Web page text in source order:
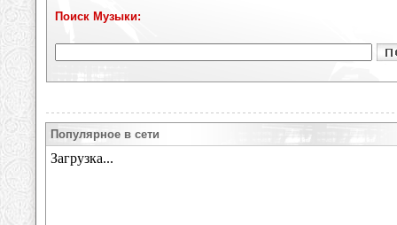
Поиск Музыки:
Популярное в сети